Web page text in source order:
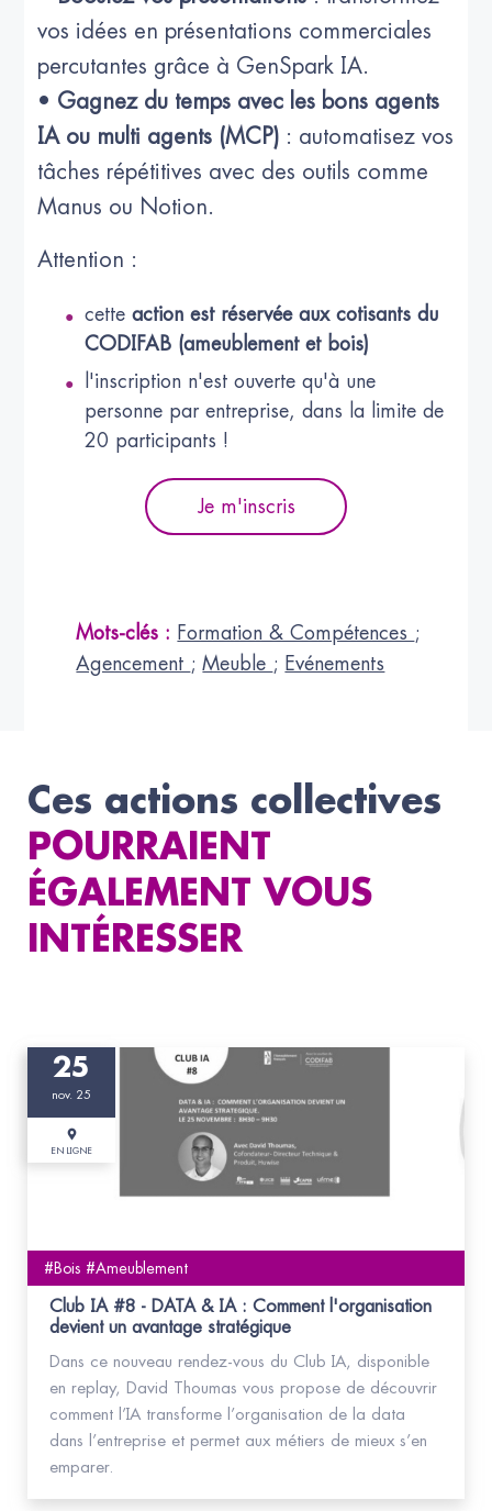
vos idées en présentations commerciales
percutantes grâce à GenSpark IA.
• Gagnez du temps avec les bons agents
IA ou multi agents (MCP) : automatisez vos
tâches répétitives avec des outils comme
Manus ou Notion.
Attention :
cetteaction est réservée aux cotisants du
CODIFAB (ameublement et bois)
l'inscription n'est ouverte qu'à une
personne par entreprise, dans la limite de
20 participants !
Je m'inscris
Mots-clés : Formation & Compétences ;
Agencement ;Meuble ; Evénements
Ces actions collectives
POURRAIENT
ÉGALEMENT VOUS
INTÉRESSER
25
nov. 25
EN LIGNE
#Bois #Ameublement
Club IA #8 - DATA & IA : Comment l'organisation
devient un avantage stratégique
Dans ce nouveau rendez-vous du Club IA, disponible
en replay, David Thoumas vous propose de découvrir
comment l’IA transforme l’organisation de la data
dans l’entreprise et permet aux métiers de mieux s’en
emparer.